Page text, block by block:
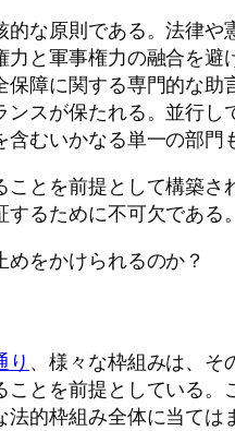
な原則である。法律
と軍事権力の融合を
障に関する専門的な
スが保たれる。並行し
むいかなる単一の部門
とを前提として構築
るために不可欠である。
をかけられるのか？
り 、様々な枠組みは、そ
とを前提としている
的枠組み全体に当ては